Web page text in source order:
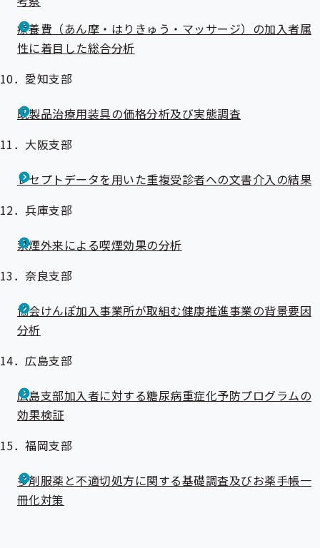
療養費（あん摩・はりきゅう・マッサージ）の加入者属
性に着目した総合分析
10．愛知支部
既製品治療用装具の価格分析及び実態調査
11．大阪支部
レセプトデータを用いた重複受診者への文書介入の結果
12．兵庫支部
禁煙外来による喫煙効果の分析
13．奈良支部
協会けんぽ加入事業所が取組む健康推進事業の背景要因
分析
14．広島支部
広島支部加入者に対する糖尿病重症化予防プログラムの
効果検証
15．福岡支部
多剤服薬と不適切処方に関する基礎調査及びお薬手帳一
冊化対策